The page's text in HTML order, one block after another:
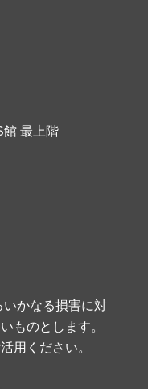
館 最上階
かなる損害に対
ものとします。
用ください。